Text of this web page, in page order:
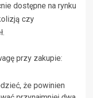
dostępne na rynku
czy
przy zakupie:
że powinien